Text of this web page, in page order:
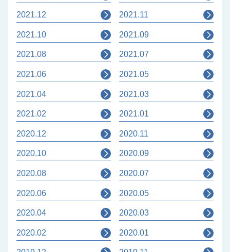
2021.12 2021.11
2021.10 2021.09
2021.08 2021.07
2021.06 2021.05
2021.04 2021.03
2021.02 2021.01
2020.12 2020.11
2020.10 2020.09
2020.08 2020.07
2020.06 2020.05
2020.04 2020.03
2020.02 2020.01